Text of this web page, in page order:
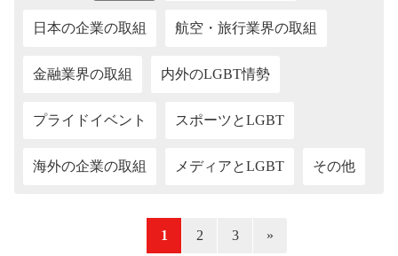
日本の企業の取組 航空・旅行業界の取組
金融業界の取組 内外のLGBT情勢
プライドイベント スポーツとLGBT
海外の企業の取組 メディアとLGBT その他
1 2 3 »